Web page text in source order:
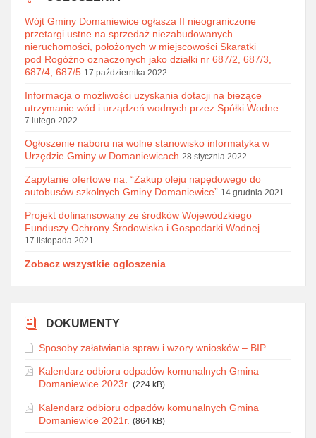
Wójt Gminy Domaniewice ogłasza II nieograniczone
przetargi ustne na sprzedaż niezabudowanych
nieruchomości, położonych w miejscowości Skaratki
pod Rogóźno oznaczonych jako działki nr 687/2, 687/3,
687/4, 687/5 17 października 2022
Informacja o możliwości uzyskania dotacji na bieżące
utrzymanie wód i urządzeń wodnych przez Spółki Wodne
7 lutego 2022
Ogłoszenie naboru na wolne stanowisko informatyka w
Urzędzie Gminy w Domaniewicach 28 stycznia 2022
Zapytanie ofertowe na: “Zakup oleju napędowego do
autobusów szkolnych Gminy Domaniewice” 14 grudnia 2021
Projekt dofinansowany ze środków Wojewódzkiego
Funduszy Ochrony Środowiska i Gospodarki Wodnej.
17 listopada 2021
Zobacz wszystkie ogłoszenia
DOKUMENTY
Sposoby załatwiania spraw i wzory wniosków – BIP
Kalendarz odbioru odpadów komunalnych Gmina
Domaniewice 2023r. (224 kB)
Kalendarz odbioru odpadów komunalnych Gmina
Domaniewice 2021r. (864 kB)